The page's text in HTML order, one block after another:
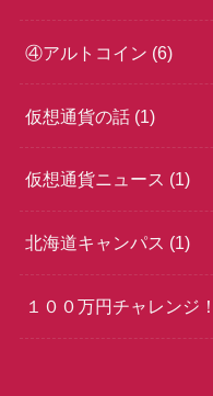
④アルトコイン (6)
仮想通貨の話 (1)
仮想通貨ニュース (1)
北海道キャンパス (1)
１００万円チャレンジ！